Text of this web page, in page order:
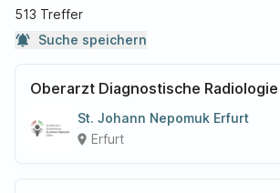
513 Treffer
notifications_active Suche speichern
Oberarzt Diagnostische
St. Johann Nepomuk Erfurt
place Erfurt